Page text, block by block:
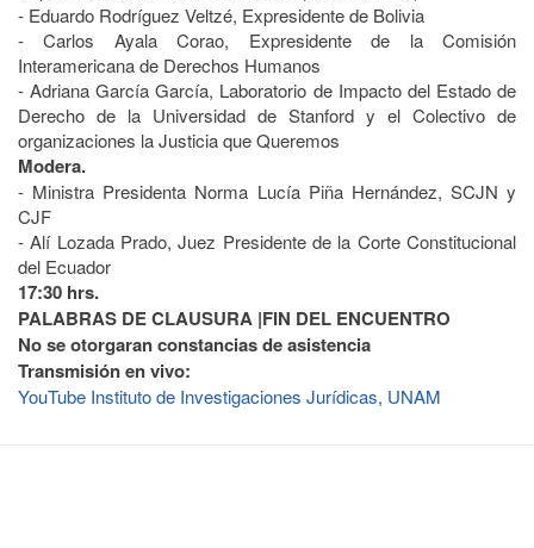
- Eduardo Rodríguez Veltzé, Expresidente de Bolivia
- Carlos Ayala Corao, Expresidente de la Comisión
Interamericana de Derechos Humanos
- Adriana García García, Laboratorio de Impacto del Estado de
Derecho de la Universidad de Stanford y el Colectivo de
organizaciones la Justicia que Queremos
Modera.
- Ministra Presidenta Norma Lucía Piña Hernández, SCJN y
CJF
- Alí Lozada Prado, Juez Presidente de la Corte Constitucional
del Ecuador
17:30 hrs.
PALABRAS DE CLAUSURA |FIN DEL ENCUENTRO
No se otorgaran constancias de asistencia
Transmisión en vivo:
YouTube Instituto de Investigaciones Jurídicas, UNAM